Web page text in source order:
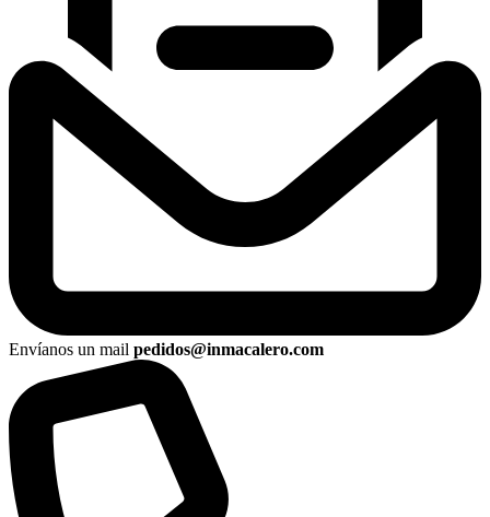
Envíanos un mail pedidos@inmacalero.com